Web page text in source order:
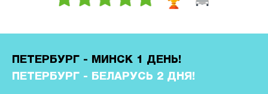
ПЕТЕРБУРГ - МИНСК 1 ДЕНЬ!
ПЕТЕРБУРГ - БЕЛАРУСЬ 2 ДНЯ!